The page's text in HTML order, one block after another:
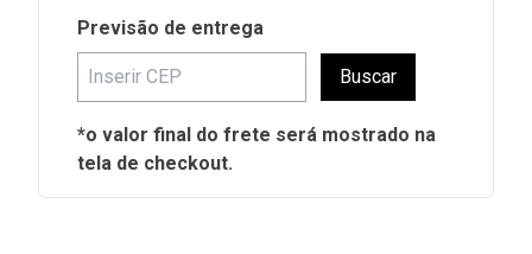
Previsão de entrega
Buscar
*o valor final do frete será mostrado na
tela de checkout.